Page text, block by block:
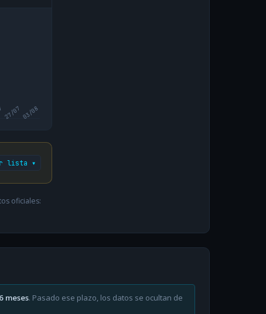
27/07 03/08
lista ▾
oficiales:
meses. Pasado ese plazo, los datos se ocultan de